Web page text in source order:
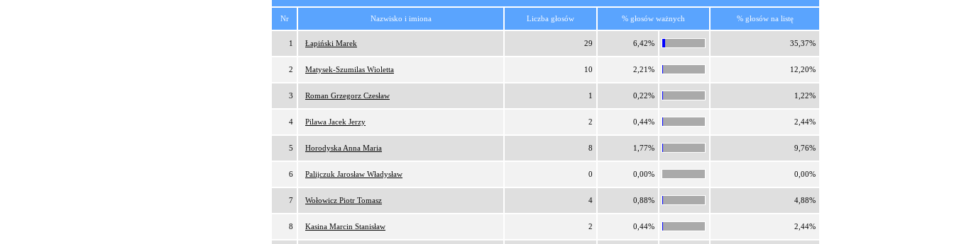
Nr Nazwisko i imiona Liczba głosów % głosów ważnych % głosów na listę
1 Łapiński Marek 29 6,42% 35,37%
2 Matysek-Szumilas Wioletta 10 2,21% 12,20%
3 Roman Grzegorz Czesław 1 0,22% 1,22%
4 Pilawa Jacek Jerzy 2 0,44% 2,44%
5 Horodyska Anna Maria 8 1,77% 9,76%
6 Palijczuk Jarosław Władysław 0 0,00% 0,00%
7 Wołowicz Piotr Tomasz 4 0,88% 4,88%
8 Kasina Marcin Stanisław 2 0,44% 2,44%